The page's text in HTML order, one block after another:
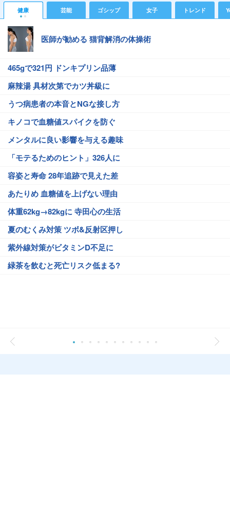
健康 芸能 ゴシップ 女子 トレンド
医師が勧める 猫背解消の体操術
465gで321円 ドンキプリン品薄
麻辣湯 具材次第でカツ丼級に
うつ病患者の本音とNGな接し方
キノコで血糖値スパイクを防ぐ
メンタルに良い影響を与える趣味
「モテるためのヒント」326人に
容姿と寿命 28年追跡で見えた差
あたりめ 血糖値を上げない理由
体重62kg→82kgに 寺田心の生活
夏のむくみ対策 ツボ&反射区押し
紫外線対策がビタミンD不足に
緑茶を飲むと死亡リスク低まる?